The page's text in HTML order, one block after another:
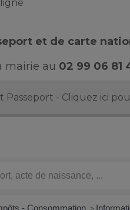
et de carte
mairie au 02 99 06 81
Passeport - Cliquez ici